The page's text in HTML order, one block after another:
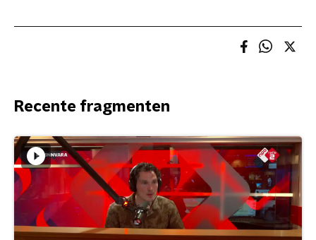
Recente fragmenten